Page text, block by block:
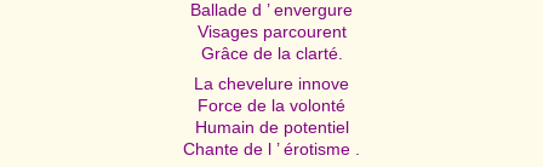
Ballade d ’ envergure
Visages parcourent
Grâce de la clarté.
La chevelure innove
Force de la volonté
Humain de potentiel
Chante de l ’ érotisme .